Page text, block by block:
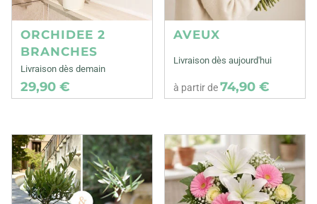
ORCHIDEE 2
BRANCHES
Livraison dès demain
29,90 €
AVEUX
Livraison dès aujourd'hui
à partir de74,90 €